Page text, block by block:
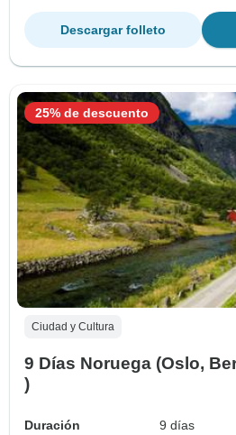
Descargar folleto
Ciudad y Cultura
9 Días Noruega (Oslo,
)
Duración
9 días
25% de descuento